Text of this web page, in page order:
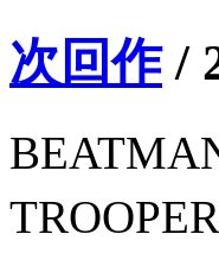
次回作/